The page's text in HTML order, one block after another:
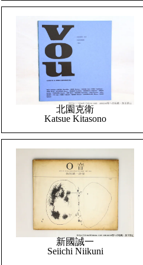
北園克衛
Katsue Kitasono
新國誠一
Seiichi Niikuni